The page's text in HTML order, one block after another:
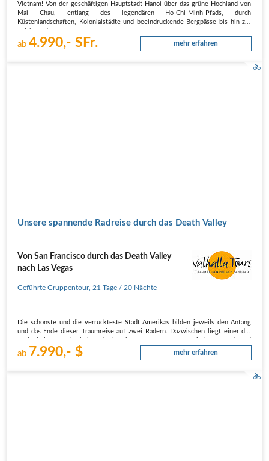
Vietnam! Von der geschäftigen Hauptstadt Hanoi über das grüne Hochland von
Mai Chau, entlang des legendären Ho-Chi-Minh-Pfads, durch
Küstenlandschaften, Kolonialstädte und beeindruckende Bergpässe bis hin zur
ab4.990,- SFr. mehr erfahren
Unsere spannende Radreise durch das Death Valley
Von San Francisco durch das Death Valley
nach Las Vegas
Geführte Gruppentour, 21 Tage / 20 Nächte
Die schönste und die verrückteste Stadt Amerikas bilden jeweils den Anfang
und das Ende dieser Traumreise auf zwei Rädern. Dazwischen liegt einer der
Mexiko - ein Stück Traumstraße der Welt!
ab 7.990,- $ mehr erfahren